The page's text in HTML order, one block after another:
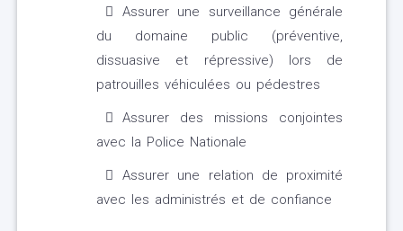
Assurer une surveillance générale
du domaine public (préventive,
dissuasive et répressive) lors de
patrouilles véhiculées ou pédestres
Assurer des missions conjointes
avec la Police Nationale
Assurer une relation de proximité
avec les administrés et de confiance